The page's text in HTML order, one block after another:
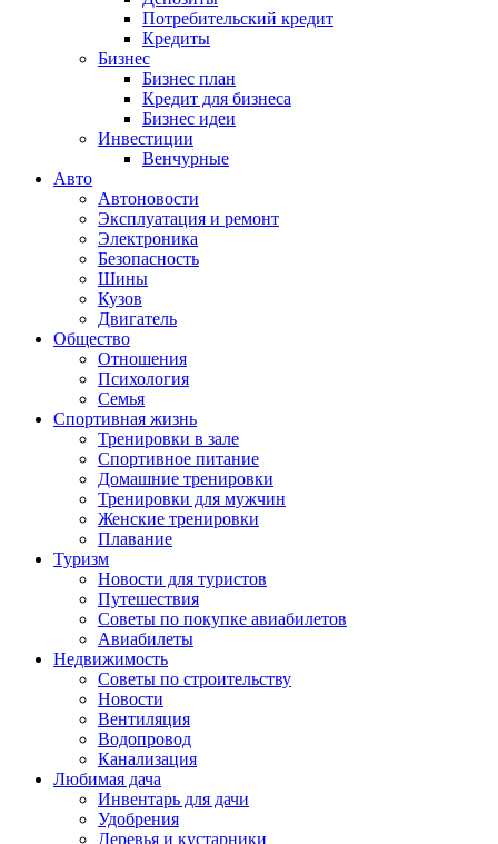
Потребительский кредит
Кредиты
Бизнес
Бизнес план
Кредит для бизнеса
Бизнес идеи
Инвестиции
Венчурные
Авто
Автоновости
Эксплуатация и ремонт
Электроника
Безопасность
Шины
Кузов
Двигатель
Общество
Отношения
Психология
Семья
Спортивная жизнь
Тренировки в зале
Спортивное питание
Домашние тренировки
Тренировки для мужчин
Женские тренировки
Плавание
Туризм
Новости для туристов
Путешествия
Советы по покупке авиабилетов
Авиабилеты
Недвижимость
Советы по строительству
Новости
Вентиляция
Водопровод
Канализация
Любимая дача
Инвентарь для дачи
Удобрения
Деревья и кустарники